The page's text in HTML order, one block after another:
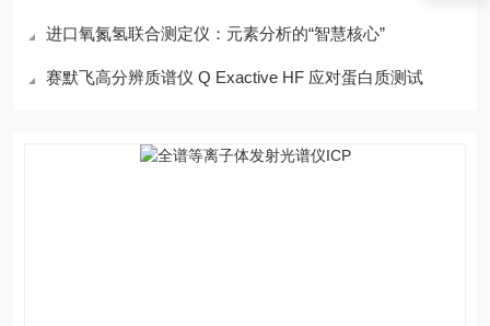
进口氧氮氢联合测定仪：元素分析的“智慧核心”
赛默飞高分辨质谱仪 Q Exactive HF 应对蛋白质测试